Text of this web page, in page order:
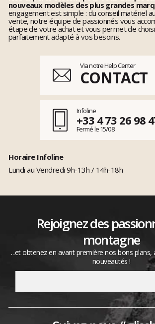
nouveaux modèles des plus grandes
engagement est simple : du conseil matériel
vente, notre équipe de passionnés vous
étape de votre achat et vous permet de
parfaitement adapté à vos besoins.
Via notre Help Center
CONTACT
Infoline
+33 4 73 26 98
Fermé le 15/08
Horaire Infoline
Lundi au Vendredi 9h-13h / 14h-18h
Rejoignez des
montagne
...et obtenez en avant première nos bons plans,
nouveautés !